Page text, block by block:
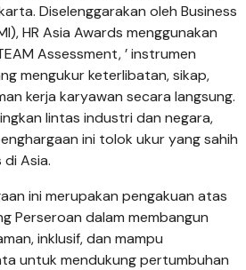
Diselenggarakan oleh Business
HR Asia Awards menggunakan
Assessment, ’ instrumen
mengukur keterlibatan, sikap,
kerja karyawan secara langsung.
lintas industri dan negara,
ini tolok ukur yang sahih
Asia.
ini merupakan pengakuan atas
Perseroan dalam membangun
inklusif, dan mampu
untuk mendukung pertumbuhan